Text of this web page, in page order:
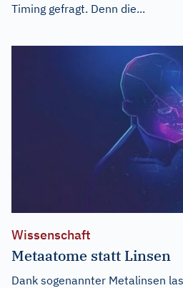
Timing gefragt. Denn die...
Wissenschaft
Metaatome statt Linsen
Dank sogenannter Metalinsen